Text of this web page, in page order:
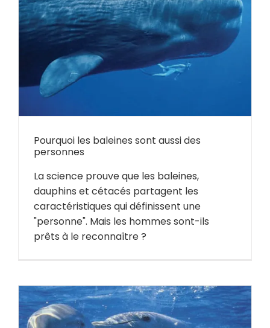
Pourquoi les baleines sont aussi des
personnes
La science prouve que les baleines,
dauphins et cétacés partagent les
caractéristiques qui définissent une
"personne". Mais les hommes sont-ils
prêts à le reconnaître ?